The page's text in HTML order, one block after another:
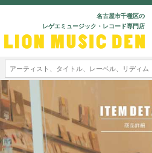
名古屋市千種区の
レゲエミュージック・レコード専門店